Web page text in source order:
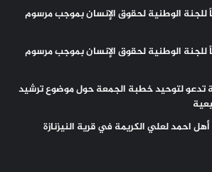
للجنة الوطنية لحقوق الإنسان بموجب مرسوم
للجنة الوطنية لحقوق الإنسان بموجب مرسوم
تدعو لتوحيد خطبة الجمعة حول موضوع ترشيد
احمد لعلي الكريمة في قرية النيزنازة